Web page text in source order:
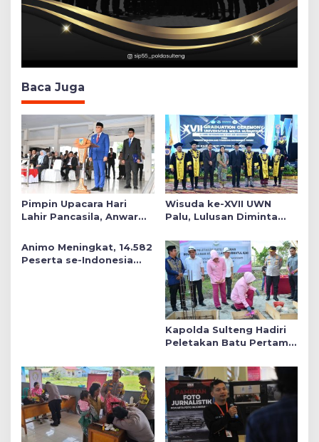
Baca Juga
Pimpin Upacara Hari
Lahir Pancasila, Anwar
Sosial dalam Kebijakan
Publik
Wisuda ke-XVII UWN
Palu, Lulusan Diminta
Daerah
Animo Meningkat, 14.582
Peserta se-Indonesia
Kapolda Sulteng Hadiri
Peletakan Batu Pertama
di Sekolah YKB